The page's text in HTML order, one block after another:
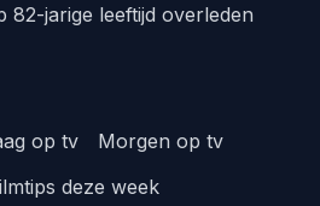
82-jarige leeftijd overleden
op tv
Morgen op tv
deze week